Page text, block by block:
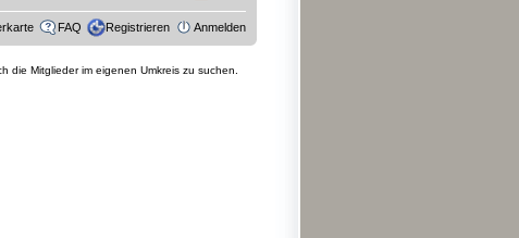
FAQ Registrieren Anmelden
die Mitglieder im eigenen Umkreis zu suchen.